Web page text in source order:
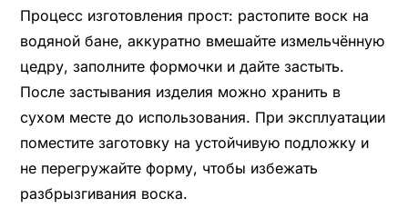
Процесс изготовления прост: растопите воск на
водяной бане, аккуратно вмешайте измельчённую
цедру, заполните формочки и дайте застыть.
После застывания изделия можно хранить в
сухом месте до использования. При эксплуатации
поместите заготовку на устойчивую подложку и
не перегружайте форму, чтобы избежать
разбрызгивания воска.